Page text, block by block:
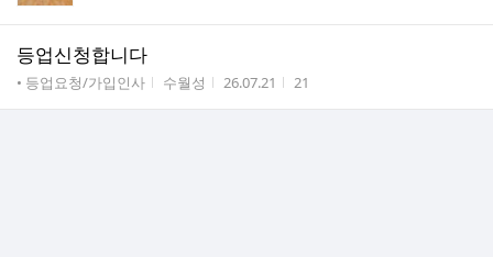
등업신청합니다
게시판명
• 등업요청/가입인사 작성자
수월성 작성시간
26.07.21 조회수
21